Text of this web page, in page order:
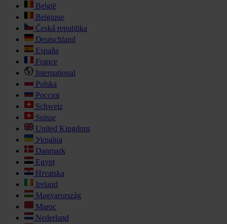
België
Belgique
Česká republika
Deutschland
España
France
International
Polska
Россия
Schweiz
Suisse
United Kingdom
Україна
Danmark
Egypt
Hrvatska
Ireland
Magyarország
Maroc
Nederland